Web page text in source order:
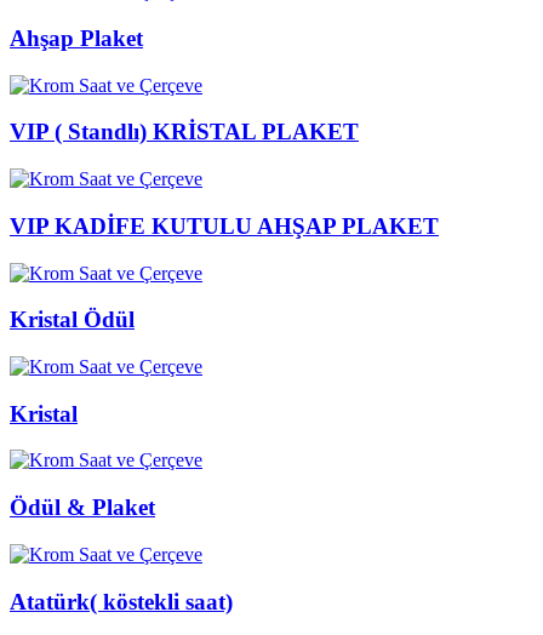
Ahşap Plaket
VIP ( Standlı) KRİSTAL PLAKET
VIP KADİFE KUTULU AHŞAP PLAKET
Kristal Ödül
Kristal
Ödül & Plaket
Atatürk( köstekli saat)